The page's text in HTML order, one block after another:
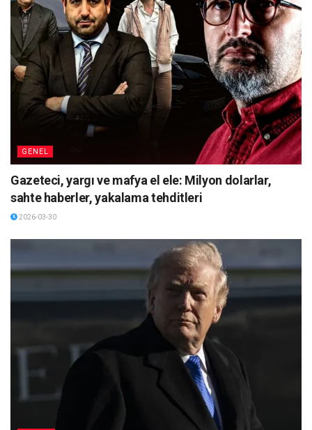
GENEL
Gazeteci, yargı ve mafya el ele: Milyon dolarlar,
sahte haberler, yakalama tehditleri
2026-03-30